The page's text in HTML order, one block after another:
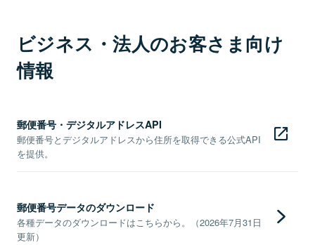
ビジネス・法人のお客さま向け
情報
郵便番号・デジタルアドレスAPI
郵便番号とデジタルアドレスから住所を取得できる公式API
を提供。
郵便番号データのダウンロード
各種データのダウンロードはこちらから。（2026年7月31日
更新）